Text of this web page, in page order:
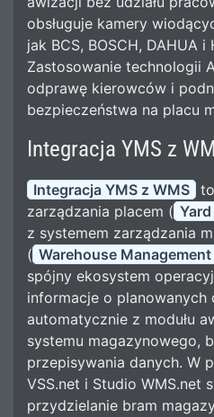
obsługuje kamery
jak BCS, BOSCH, DAHUA i
Zastosowanie technologii
odprawę kierowców i
bezpieczeństwa na placu
Integracja YMS z
Integracja YMS z WMS
zarządzania placem (
z systemem zarządzania
( Warehouse
spójny ekosystem
informacje o planowanych
automatycznie z modułu
systemu magazynowego,
przepisywania danych. W
VSS.net i Studio WMS.net
przydzielanie bram